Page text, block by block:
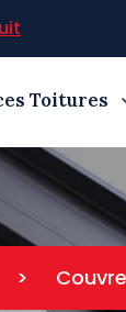
Toitures
>